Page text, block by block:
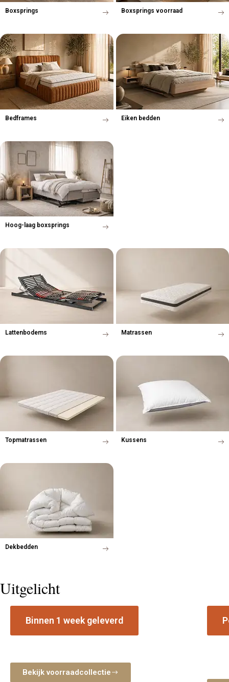
Boxsprings Boxsprings voorraad
Bedframes Eiken bedden
Hoog-laag boxsprings
Lattenbodems Matrassen
Topmatrassen Kussens
Dekbedden
Uitgelicht
Binnen 1 week geleverd
Bekijk voorraadcollectie